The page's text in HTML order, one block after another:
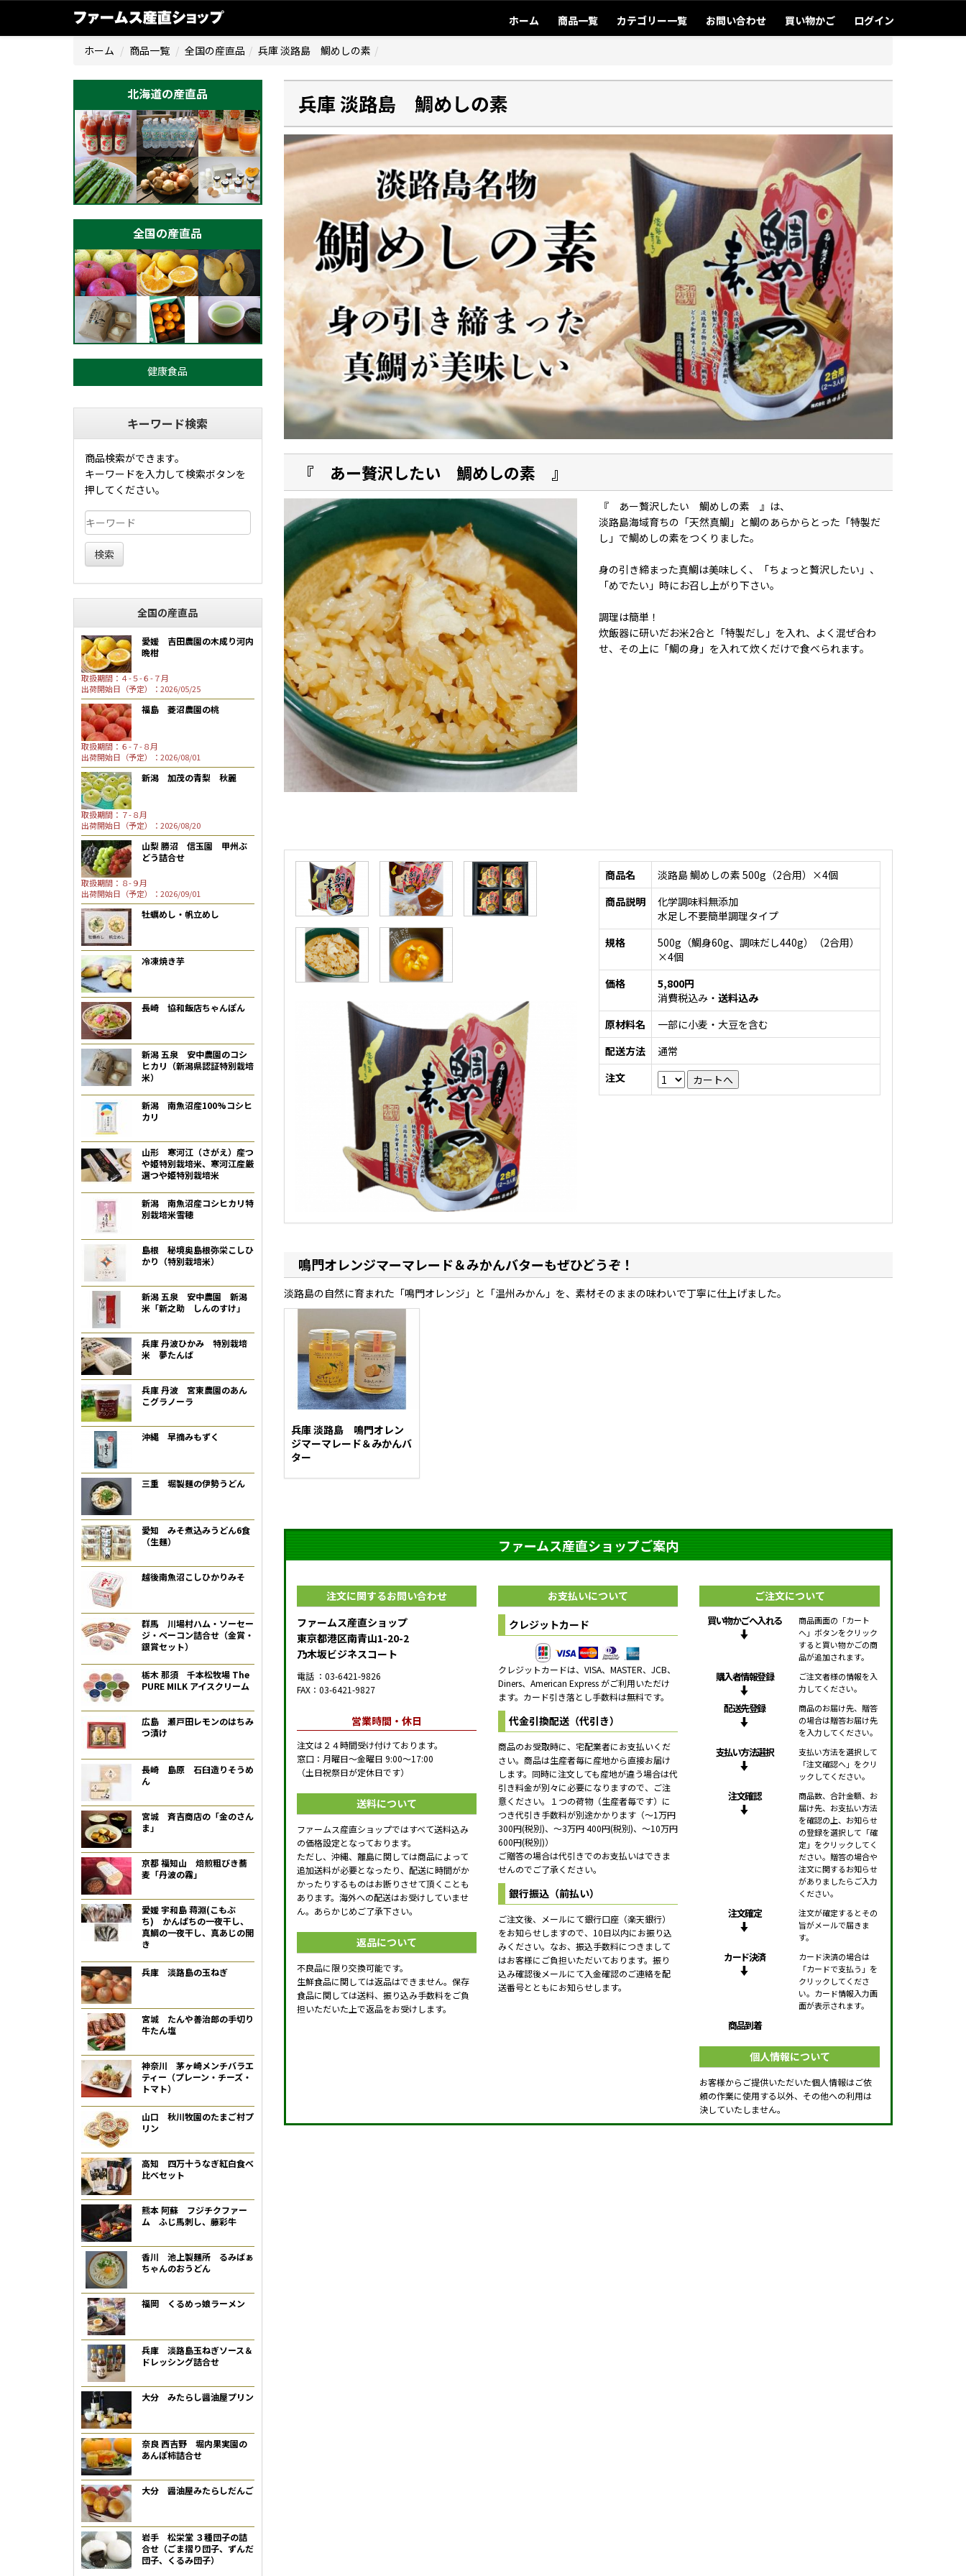
ホーム 商品一覧 カテゴリー一覧 お問い合わせ 買い物かご ログイン
ホーム 商品一覧 全国の産直品 兵庫 淡路島 鯛めしの素
北海道の産直品
全国の産直品
健康食品
キーワード検索
商品検索ができます。
キーワードを入力して検索ボタンを
押してください。
検索
全国の産直品
愛媛 吉田農園の木成り河内
晩柑
取扱期間：４-５-６-７月
出荷開始日（予定）：2026/05/25
福島 菱沼農園の桃
取扱期間：６-７-８月
出荷開始日（予定）：2026/08/01
新潟 加茂の青梨 秋麗
取扱期間：７-８月
出荷開始日（予定）：2026/08/20
山梨 勝沼 信玉園 甲州ぶ
どう詰合せ
取扱期間：８-９月
出荷開始日（予定）：2026/09/01
牡蠣めし・帆立めし
冷凍焼き芋
長崎 協和飯店ちゃんぽん
新潟 五泉 安中農園のコシ
ヒカリ（新潟県認証特別栽培
米）
新潟 南魚沼産100%コシヒ
カリ
山形 寒河江（さがえ）産つ
や姫特別栽培米、寒河江産厳
選つや姫特別栽培米
新潟 南魚沼産コシヒカリ特
別栽培米雪穂
島根 秘境奥島根弥栄こしひ
かり（特別栽培米）
新潟 五泉 安中農園 新潟
米「新之助 しんのすけ」
兵庫 丹波ひかみ 特別栽培
米 夢たんば
兵庫 丹波 宮東農園のあん
こグラノーラ
沖縄 早摘みもずく
三重 堀製麺の伊勢うどん
愛知 みそ煮込みうどん6食
（生麺）
越後南魚沼こしひかりみそ
群馬 川場村ハム・ソーセー
ジ・ベーコン詰合せ（金賞・
銀賞セット）
栃木 那須 千本松牧場 The
PURE MILK アイスクリーム
広島 瀬戸田レモンのはちみ
つ漬け
長崎 島原 石臼造りそうめ
ん
宮城 斉吉商店の「金のさん
ま」
京都 福知山 焙煎粗びき蕎
麦「丹波の霧」
愛媛 宇和島 蒋淵(こもぶ
ち) かんぱちの一夜干し、
真鯛の一夜干し、真あじの開
き
兵庫 淡路島の玉ねぎ
宮城 たんや善治郎の手切り
牛たん塩
神奈川 茅ヶ崎メンチバラエ
ティー（プレーン・チーズ・
トマト）
山口 秋川牧園のたまご村プ
リン
高知 四万十うなぎ紅白食べ
比べセット
熊本 阿蘇 フジチクファー
ム ふじ馬刺し、藤彩牛
香川 池上製麺所 るみばぁ
ちゃんのおうどん
福岡 くるめっ娘ラーメン
兵庫 淡路島玉ねぎソース＆
ドレッシング詰合せ
大分 みたらし醤油屋プリン
奈良 西吉野 堀内果実園の
あんぽ柿詰合せ
大分 醤油屋みたらしだんご
岩手 松栄堂 ３種団子の詰
合せ（ごま摺り団子、ずんだ
団子、くるみ団子）
兵庫 淡路島 鯛めしの素
『 あー贅沢したい 鯛めしの素 』
『 あー贅沢したい 鯛めしの素 』は、
淡路島海域育ちの「天然真鯛」と鯛のあらからとった「特製だ
し」で鯛めしの素をつくりました。
身の引き締まった真鯛は美味しく、「ちょっと贅沢したい」、
「めでたい」時にお召し上がり下さい。
調理は簡単！
炊飯器に研いだお米2合と「特製だし」を入れ、よく混ぜ合わ
せ、その上に「鯛の身」を入れて炊くだけで食べられます。
商品名
淡路島 鯛めしの素 500g（2合用）×4個
商品説明
化学調味料無添加
水足し不要簡単調理タイプ
規格
500g（鯛身60g、調味だし440g）（2合用）
×4個
価格
5,800円
消費税込み・送料込み
原材料名
一部に小麦・大豆を含む
配送方法
通常
注文
鳴門オレンジマーマレード＆みかんバターもぜひどうぞ！
淡路島の自然に育まれた「鳴門オレンジ」と「温州みかん」を、素材そのままの味わいで丁寧に仕上げました。
兵庫 淡路島 鳴門オレン
ジマーマレード＆みかんバ
ター
ファームス産直ショップご案内
注文に関するお問い合わせ
ファームス産直ショップ
東京都港区南青山1-20-2
乃木坂ビジネスコート
電話 ：03-6421-9826
FAX：03-6421-9827
営業時間・休日
注文は２４時間受け付けております。
窓口：月曜日～金曜日 9:00～17:00
（土日祝祭日が定休日です）
送料について
ファームス産直ショップではすべて送料込み
の価格設定となっております。
ただし、沖縄、離島に関しては商品によって
追加送料が必要となったり、配送に時間がか
かったりするものはお断りさせて頂くことも
あります。海外への配送はお受けしていませ
ん。あらかじめご了承下さい。
返品について
不良品に限り交換可能です。
生鮮食品に関しては返品はできません。保存
食品に関しては送料、振り込み手数料をご負
担いただいた上で返品をお受けします。
お支払いについて
クレジットカード
クレジットカードは、VISA、MASTER、JCB、
Diners、American Express がご利用いただけ
ます。カード引き落とし手数料は無料です。
代金引換配送（代引き）
商品のお受取時に、宅配業者にお支払いくだ
さい。商品は生産者毎に産地から直接お届け
します。同時に注文しても産地が違う場合は代
引き料金が別々に必要になりますので、ご注
意ください。１つの荷物（生産者毎です）に
つき代引き手数料が別途かかります（～1万円
300円(税別)、～3万円 400円(税別)、～10万円
600円(税別)）
ご贈答の場合は代引きでのお支払いはできま
せんのでご了承ください。
銀行振込（前払い）
ご注文後、メールにて銀行口座（楽天銀行）
をお知らせしますので、10日以内にお振り込
みください。なお、振込手数料につきまして
はお客様にご負担いただいております。振り
込み確認後メールにて入金確認のご連絡を配
送番号とともにお知らせします。
ご注文について
買い物かごへ入れる
商品画面の「カート
へ」ボタンをクリック
すると買い物かごの商
品が追加されます。
購入者情報登録
ご注文者様の情報を入
力してください。
配送先登録
商品のお届け先、贈答
の場合は贈答お届け先
を入力してください。
支払い方法選択
支払い方法を選択して
「注文確認へ」をクリ
ックしてください。
注文確認
商品数、合計金額、お
届け先、お支払い方法
を確認の上、お知らせ
の登録を選択して「確
定」をクリックしてく
ださい。贈答の場合や
注文に関するお知らせ
がありましたらご入力
ください。
注文確定
注文が確定するとその
旨がメールで届きま
す。
カード決済
カード決済の場合は
「カードで支払う」を
クリックしてくださ
い。カード情報入力画
面が表示されます。
商品到着
個人情報について
お客様からご提供いただいた個人情報はご依
頼の作業に使用する以外、その他への利用は
決していたしません。